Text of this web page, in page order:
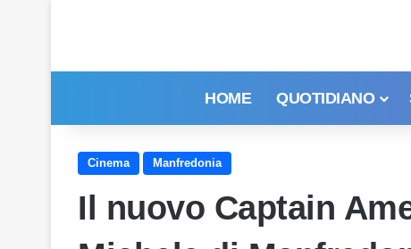
HOME QUOTIDIANO
Cinema Manfredonia
Il nuovo Captain